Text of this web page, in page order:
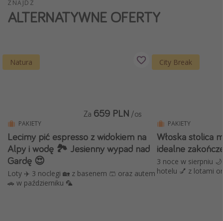
Weekend dla dwojga
Sylwester za granicą
Więcej tematów
Newsy, ciekawostki, porady podróżnicze
Najlepsze aplikacje podróżnicze
Kalendarz podróży
ZNAJDŹ
ALTERNATYWNE OFERTY
Natura
PAKIETY
Lecimy pić espresso z widokiem na
Alpy i wodę 🏞️ Jesienny wypad nad
Gardę 😍
Loty ✈️ 3 noclegi 🏡 z basenem 🩳 oraz autem
🚗 w październiku 🦜
Za 659 PLN /os
City Break
PAKIETY
Włoska stolica
idealne
3 noce w sierpniu
hotelu 💅 z lotami